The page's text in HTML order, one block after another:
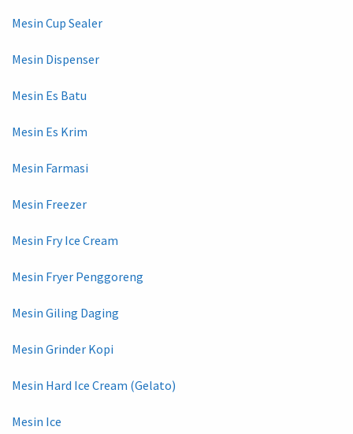
Mesin Cup Sealer
Mesin Dispenser
Mesin Es Batu
Mesin Es Krim
Mesin Farmasi
Mesin Freezer
Mesin Fry Ice Cream
Mesin Fryer Penggoreng
Mesin Giling Daging
Mesin Grinder Kopi
Mesin Hard Ice Cream (Gelato)
Mesin Ice